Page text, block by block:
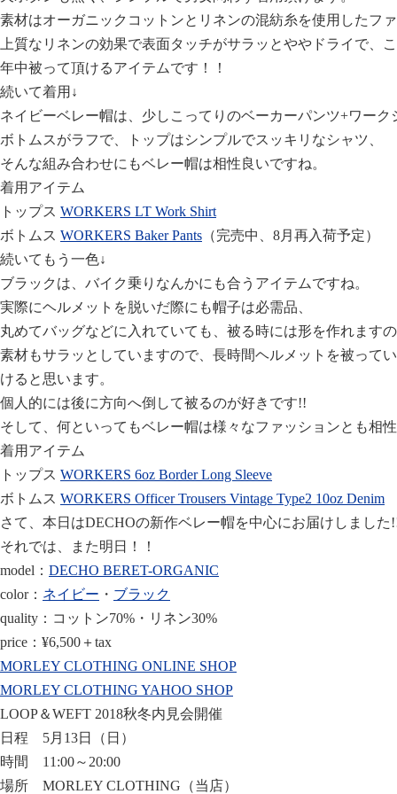
素材はオーガニックコットンとリネンの混紡糸を使用したフ
上質なリネンの効果で表面タッチがサラッとややドライで、
年中被って頂けるアイテムです！！
続いて着用↓
ネイビーベレー帽は、少しこってりのベーカーパンツ+ワー
ボトムスがラフで、トップはシンプルでスッキリなシャツ、
そんな組み合わせにもベレー帽は相性良いですね。
着用アイテム
トップス WORKERS LT Work Shirt
ボトムス WORKERS Baker Pants （完売中、8月再入荷予定）
続いてもう一色↓
ブラックは、バイク乗りなんかにも合うアイテムですね。
実際にヘルメットを脱いだ際にも帽子は必需品、
丸めてバッグなどに入れていても、被る時には形を作れます
素材もサラッとしていますので、長時間ヘルメットを被って
けると思います。
個人的には後に方向へ倒して被るのが好きです!!
そして、何といってもベレー帽は様々なファッションとも相
着用アイテム
トップス WORKERS 6oz Border Long Sleeve
ボトムス WORKERS Officer Trousers Vintage Type2 10oz Denim
さて、本日はDECHOの新作ベレー帽を中心にお届けしました
それでは、また明日！！
model： DECHO BERET-ORGANIC
color： ネイビー ・ ブラック
quality：コットン70%・リネン30%
price：¥6,500＋tax
MORLEY CLOTHING ONLINE SHOP
MORLEY CLOTHING YAHOO SHOP
LOOP＆WEFT 2018秋冬内見会開催
日程 5月13日（日）
時間 11:00～20:00
場所 MORLEY CLOTHING（当店）